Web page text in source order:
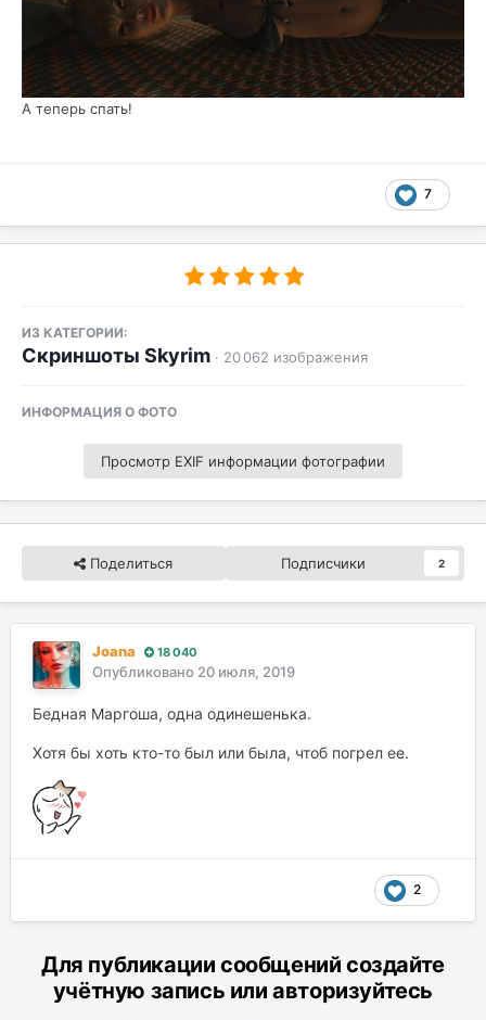
А теперь спать!
7
ИЗ КАТЕГОРИИ:
Скриншоты Skyrim · 20 062 изображения
ИНФОРМАЦИЯ О ФОТО
Просмотр EXIF информации фотографии
Поделиться Подписчики 2
Joana 18 040
Опубликовано 20 июля, 2019
Бедная Маргоша, одна одинешенька.
Хотя бы хоть кто-то был или была, чтоб погрел ее.
2
Для публикации сообщений создайте
учётную запись или авторизуйтесь